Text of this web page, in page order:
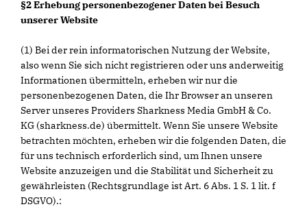
§2 Erhebung personenbezogener Daten bei Besuch
unserer Website
(1) Bei der rein informatorischen Nutzung der Website,
also wenn Sie sich nicht registrieren oder uns anderweitig
Informationen übermitteln, erheben wir nur die
personenbezogenen Daten, die Ihr Browser an unseren
Server unseres Providers Sharkness Media GmbH & Co.
KG (sharkness.de) übermittelt. Wenn Sie unsere Website
betrachten möchten, erheben wir die folgenden Daten, die
für uns technisch erforderlich sind, um Ihnen unsere
Website anzuzeigen und die Stabilität und Sicherheit zu
gewährleisten (Rechtsgrundlage ist Art. 6 Abs. 1 S. 1 lit. f
DSGVO).: